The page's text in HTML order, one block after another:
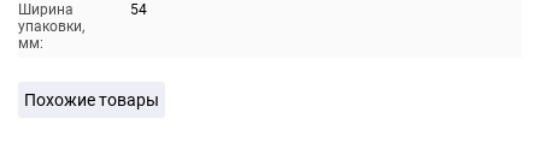
Ширина
упаковки,
мм:
54
Похожие товары